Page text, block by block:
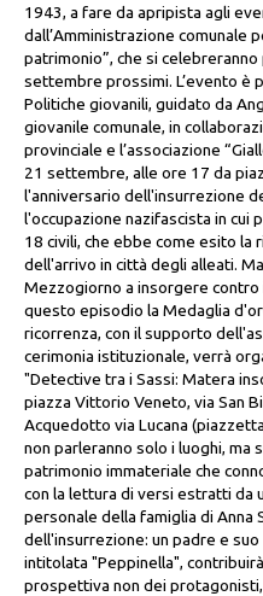
1943, a fare da apripista agli
dall’Amministrazione comunale
patrimonio”, che si
settembre prossimi. L’evento è
Politiche giovanili, guidato da
giovanile comunale, in
provinciale e l’associazione
21 settembre, alle ore 17 da
l'anniversario dell'insurrezione
l'occupazione nazifascista in cui
18 civili, che ebbe come esito
dell'arrivo in città degli alleati.
Mezzogiorno a insorgere
questo episodio la Medaglia
ricorrenza, con il supporto
cerimonia istituzionale, verrà
"Detective tra i Sassi: Matera
piazza Vittorio Veneto, via San
Acquedotto via Lucana
non parleranno solo i luoghi, ma
patrimonio immateriale che
con la lettura di versi estratti da
personale della famiglia di
dell'insurrezione: un padre e
intitolata "Peppinella",
prospettiva non dei